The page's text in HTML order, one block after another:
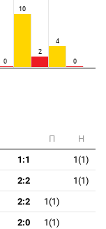
0
10
2
4
0
П
Н
1:1
1(1)
2:2
1(1)
2:2
1(1)
2:0
1(1)